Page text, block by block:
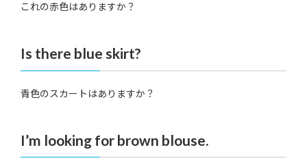
これの赤色はありますか？
Is there blue skirt?
青色のスカートはありますか？
I’m looking for brown blouse.